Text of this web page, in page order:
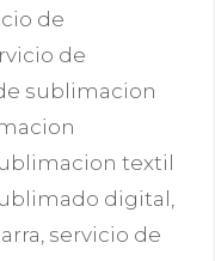
de
de
sublimacion
textil
digital ,
, servicio de